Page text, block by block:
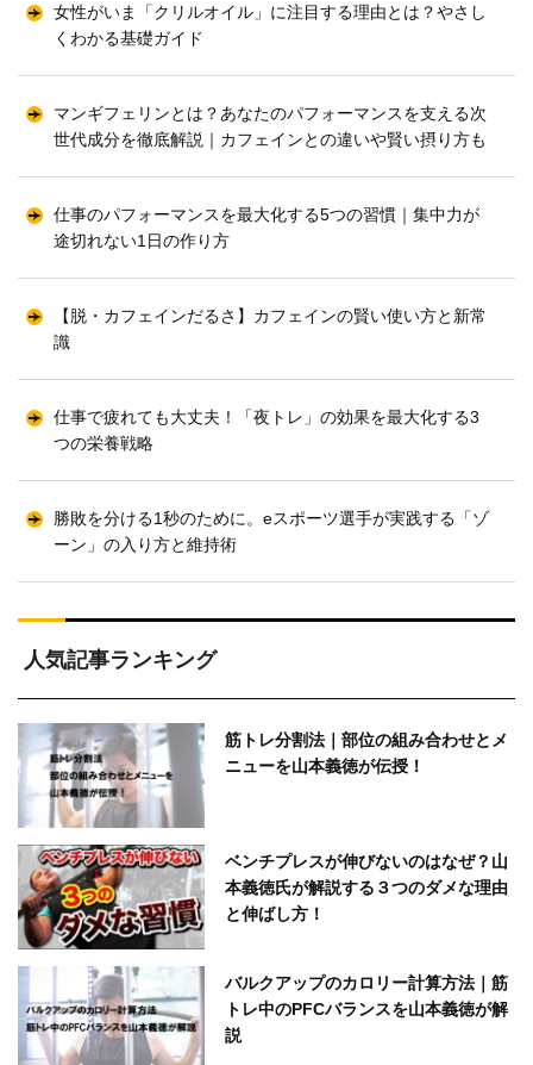
女性がいま「クリルオイル」に注目する理由とは？やさし
くわかる基礎ガイド
マンギフェリンとは？あなたのパフォーマンスを支える次
世代成分を徹底解説｜カフェインとの違いや賢い摂り方も
仕事のパフォーマンスを最大化する5つの習慣｜集中力が
途切れない1日の作り方
【脱・カフェインだるさ】カフェインの賢い使い方と新常
識
仕事で疲れても大丈夫！「夜トレ」の効果を最大化する3
つの栄養戦略
勝敗を分ける1秒のために。eスポーツ選手が実践する「ゾ
ーン」の入り方と維持術
人気記事ランキング
筋トレ分割法｜部位の組み合わせとメ
ニューを山本義徳が伝授！
ベンチプレスが伸びないのはなぜ？山
本義徳氏が解説する３つのダメな理由
と伸ばし方！
バルクアップのカロリー計算方法｜筋
トレ中のPFCバランスを山本義徳が解
説